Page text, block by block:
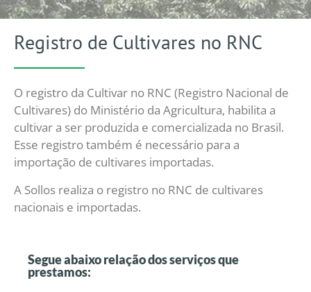
Registro de Cultivares no RNC
O registro da Cultivar no RNC (Registro Nacional de
Cultivares) do Ministério da Agricultura, habilita a
cultivar a ser produzida e comercializada no Brasil.
Esse registro também é necessário para a
importação de cultivares importadas.
A Sollos realiza o registro no RNC de cultivares
nacionais e importadas.
Segue abaixo relação dos serviços que
prestamos: